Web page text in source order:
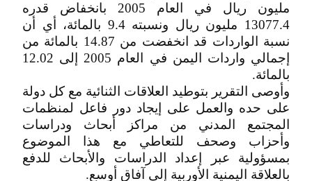
مليون ريال في العام 2005 بانخفاض قدره
13077.4 مليون ريال ونسبته 9.4 بالمائة، أي أن
نسبة الواردات قد انخفضت من 14.87 بالمائة من
إجمالي واردات اليمن في العام 2005 إلى 12.02
بالمائة.
وأوصى التقرير بتوطيد العلاقات الثنائية مع كل دولة
على حده والعمل على إيجاد دور فاعل لمنظمات
المجتمع المدني من مراكز أبحاث ودراسات
وأحزاب وصحف للتعاطي مع هذا الموضوع
بمسؤولية عبر إعداد الدراسات والأبحاث للدفع
بالعلاقة اليمنية الأوربية إلى آفاق أوسع.